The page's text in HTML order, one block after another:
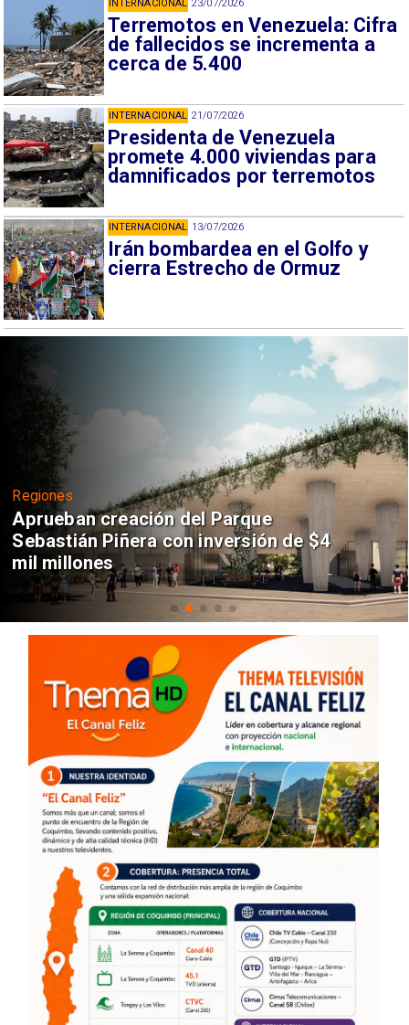
23/07/2026
Terremotos en Venezuela: Cifra
de fallecidos se incrementa a
cerca de 5.400
INTERNACIONAL
21/07/2026
Presidenta de Venezuela
promete 4.000 viviendas para
damnificados por terremotos
INTERNACIONAL
13/07/2026
Irán bombardea en el Golfo y
cierra Estrecho de Ormuz
INTERNACIONAL
Regiones
Aprueban creación del Parque
Sebastián Piñera con inversión de $4
mil millones